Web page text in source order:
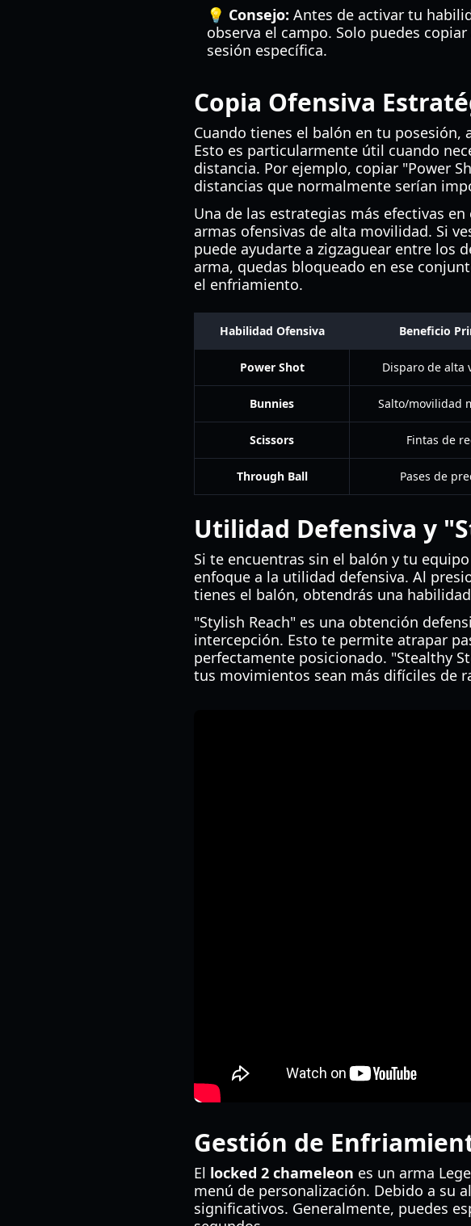
💡 Consejo: Antes de activar tu
observa el campo. Solo puedes
sesión específica.
Copia Ofensiva
Cuando tienes el balón en tu posesión,
Esto es particularmente útil cuando
distancia. Por ejemplo, copiar "Power
distancias que normalmente serían
Una de las estrategias más efectivas
armas ofensivas de alta movilidad. Si
puede ayudarte a zigzaguear entre los
arma, quedas bloqueado en ese
el enfriamiento.
Habilidad Ofensiva Beneficio
Power Shot Disparo de alta
Bunnies Salto/movilidad
Scissors Fintas de
Through Ball Pases de
Utilidad Defensiva y
Si te encuentras sin el balón y tu
enfoque a la utilidad defensiva. Al
tienes el balón, obtendrás una
"Stylish Reach" es una obtención
intercepción. Esto te permite atrapar
perfectamente posicionado. "Stealthy
tus movimientos sean más difíciles de
Gestión de
El locked 2 chameleon es un arma
menú de personalización. Debido a su
significativos. Generalmente, puedes